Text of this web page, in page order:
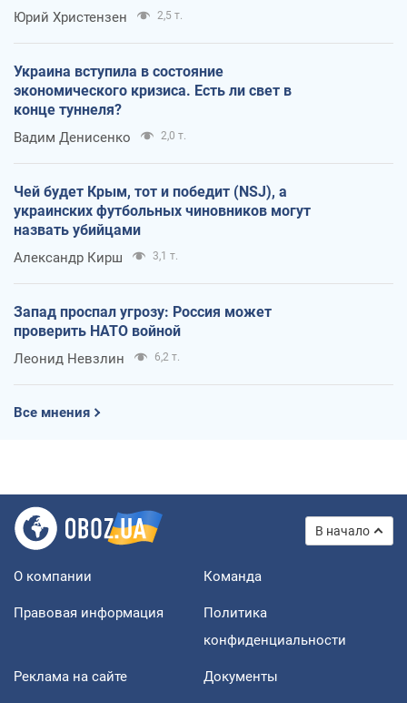
Юрий Христензен 2,5 т.
Украина вступила в состояние
экономического кризиса. Есть ли свет в
конце туннеля?
Вадим Денисенко 2,0 т.
Чей будет Крым, тот и победит (NSJ), а
украинских футбольных чиновников могут
назвать убийцами
Александр Кирш 3,1 т.
Запад проспал угрозу: Россия может
проверить НАТО войной
Леонид Невзлин 6,2 т.
Все мнения
В начало
О компании Команда
Правовая информация
Политика
конфиденциальности
Реклама на сайте Документы